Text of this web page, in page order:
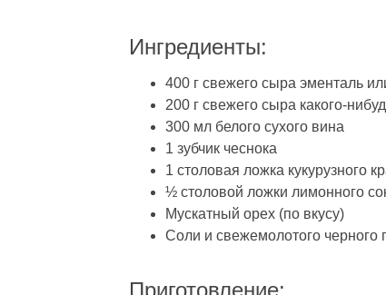
Ингредиенты:
400 г свежего сыра эменталь
200 г свежего сыра какого-
300 мл белого сухого вина
1 зубчик чеснока
1 столовая ложка кукурузного
½ столовой ложки лимонного
Мускатный орех (по вкусу)
Соли и свежемолотого черного
Приготовление: